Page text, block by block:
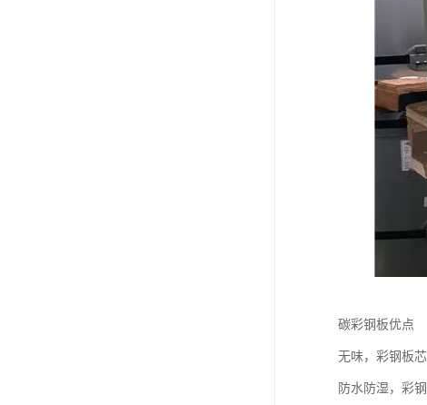
碳彩钢板优点
无味，彩钢板
防水防湿，彩